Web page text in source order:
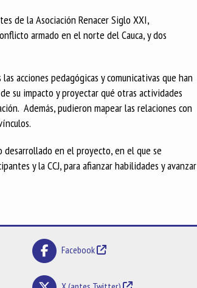
de la Asociación Renacer Siglo XXI,
armado en el norte del Cauca, y dos
acciones pedagógicas y comunicativas que han
su impacto y proyectar qué otras actividades
Además, pudieron mapear las relaciones con
en el proyecto, en el que se
y la CCJ, para afianzar habilidades y avanzar
Facebook